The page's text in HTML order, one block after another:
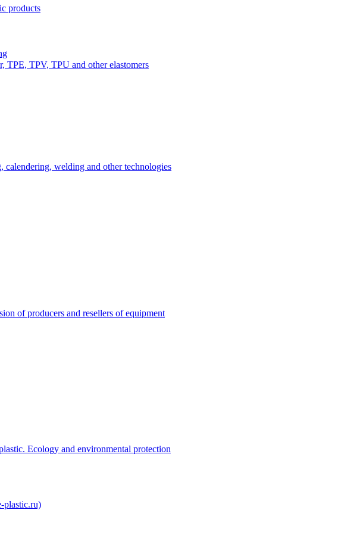
products
TPV, TPU and other elastomers
welding and other technologies
of producers and resellers of equipment
Ecology and environmental protection
plastic.ru)